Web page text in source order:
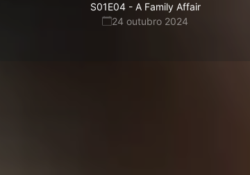
S01E04- A Family Affair
24 outubro 2024